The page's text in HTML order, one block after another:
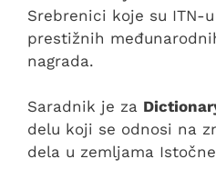
Srebrenici koje su ITN-
prestižnih
nagrada.
Saradnik je za
delu koji se odnosi na
dela u zemljama